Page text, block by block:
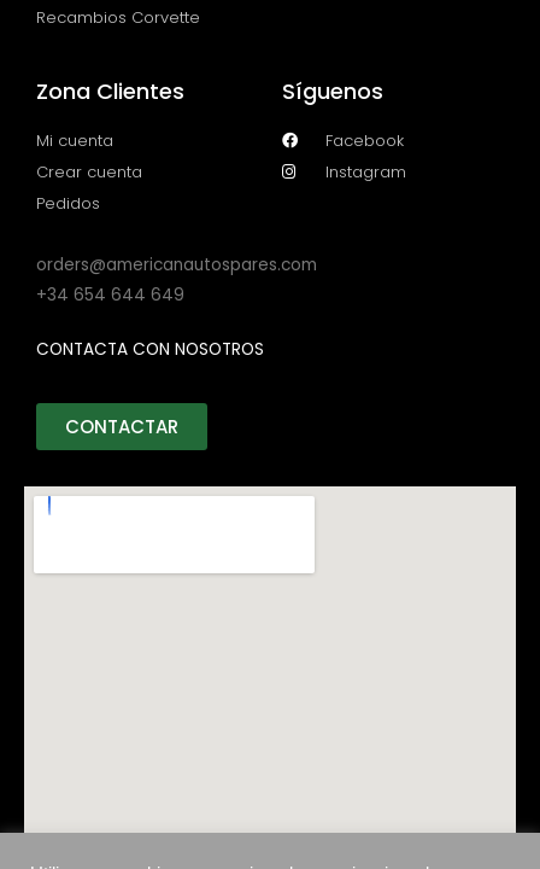
Recambios Corvette
Zona Clientes
Mi cuenta
Crear cuenta
Pedidos
Síguenos
Facebook
Instagram
orders@americanautospares.com
+34 654 644 649
CONTACTA CON NOSOTROS
CONTACTAR